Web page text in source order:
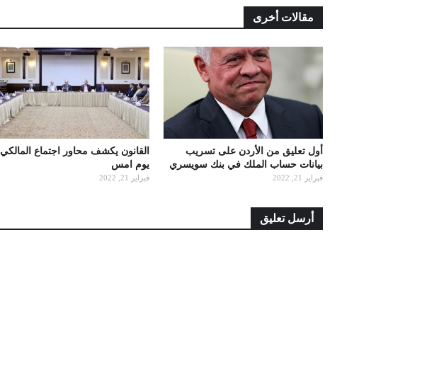
مقالات أخرى
أول تعليق من الأردن على تسريب
بيانات حساب الملك في بنك سويسري
فبراير 21, 2022
القانون يكشف محاور اجتماع المالكي
يوم امس
فبراير 21, 2022
أرسل تعليق